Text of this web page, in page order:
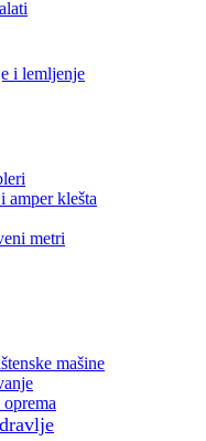
i lemljenje
klešta
metri
mašine